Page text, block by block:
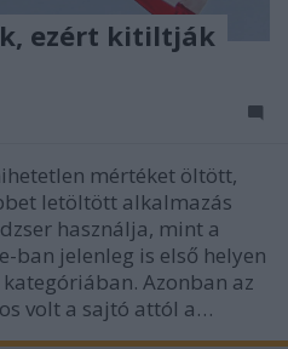
ezért kitiltják
mértéket öltött,
letöltött alkalmazás
használja, mint a
ban jelenleg is első helyen
Azonban az
volt a sajtó attól a…